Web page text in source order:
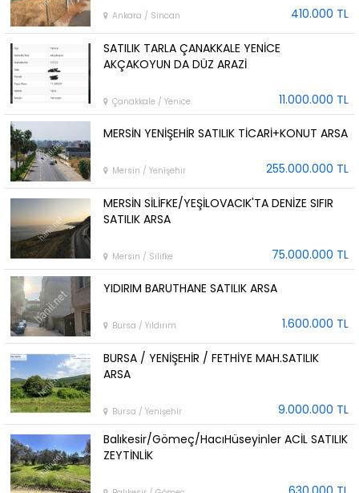
Ankara / Sincan 410.000 TL
SATILIK TARLA ÇANAKKALE YENİCE
AKÇAKOYUN DA DÜZ ARAZİ
Çanakkale / Yenice 11.000.000 TL
MERSİN YENİŞEHİR SATILIK TİCARİ+KONUT ARSA
Mersin / Yenişehir 255.000.000 TL
MERSİN SİLİFKE/YEŞİLOVACIK'TA DENİZE SIFIR
SATILIK ARSA
Mersin / Silifke 75.000.000 TL
YIDIRIM BARUTHANE SATILIK ARSA
Bursa / Yıldırım 1.600.000 TL
BURSA / YENİŞEHİR / FETHİYE MAH.SATILIK
ARSA
Bursa / Yenişehir
9.000.000 TL
Balıkesir/Gömeç/HacıHüseyinler ACİL SATILIK
ZEYTİNLİK